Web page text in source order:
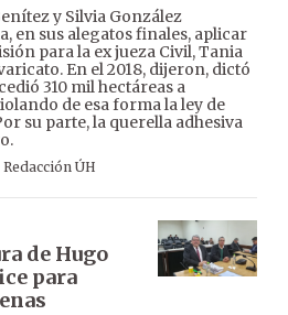
y Silvia González
en sus alegatos finales, aplicar
para la ex jueza Civil, Tania
En el 2018, dijeron, dictó
310 mil hectáreas a
de esa forma la ley de
su parte, la querella adhesiva
Redacción ÚH
de Hugo
para